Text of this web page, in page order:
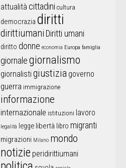
attualità cittadini cultura
democrazia diritti
dirittiumani Diritti umani
diritto donne economia Europa famiglia
giornalegiornalismo
giornalistigiustizia governo
guerra immigrazione
informazione
internazionale istituzioni lavoro
legalità legge libertà libro migranti
migrazioni Milano mondo
notizie peridirittiumani